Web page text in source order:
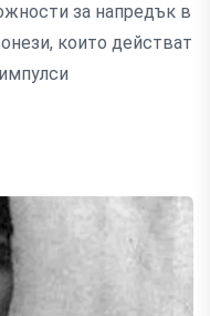
за напредък в
които действат